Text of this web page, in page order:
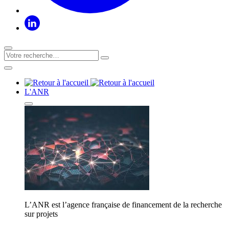
L'ANR
L’ANR est l’agence française de financement de la recherche
sur projets